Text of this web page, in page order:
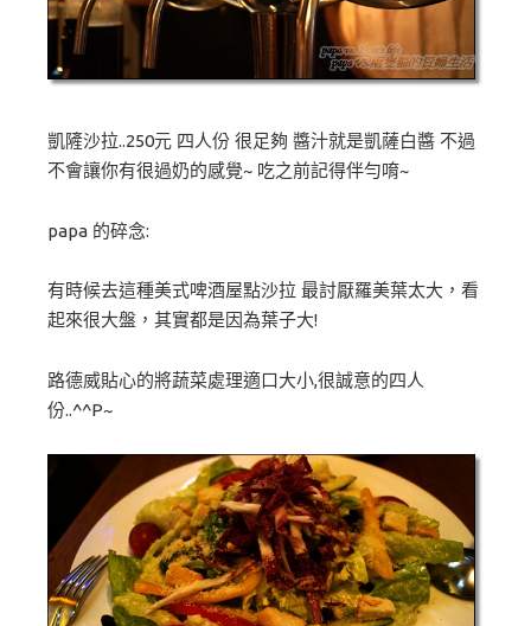
凱隡沙拉..250元 四人份 很足夠 醬汁就是凱薩白醬 不過
不會讓你有很過奶的感覺~ 吃之前記得伴勻唷~
papa 的碎念:
有時候去這種美式啤酒屋點沙拉 最討厭羅美葉太大，看
起來很大盤，其實都是因為葉子大!
路德威貼心的將蔬菜處理適口大小,很誠意的四人
份..^^P~